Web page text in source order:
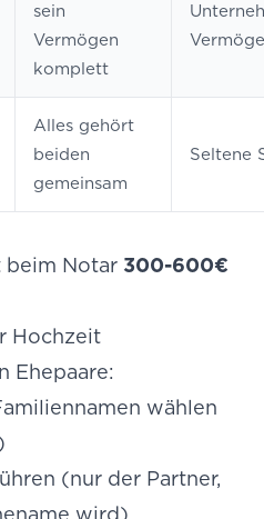
sein
Vermögen
komplett
Alles gehört
beiden
gemeinsam
Seltene
beim Notar 300-600€
Hochzeit
Ehepaare:
wählen
(nur der Partner,
wird)